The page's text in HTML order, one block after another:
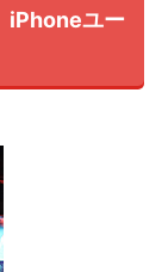
iPhoneユー